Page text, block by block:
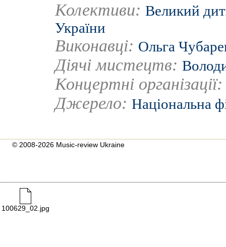
Колективи: Великий
України
Виконавці: Ольга
Діячі мистецтв:
Концертні
Джерело: Національна
© 2008-2026 Music-review Ukraine
100629_02.jpg